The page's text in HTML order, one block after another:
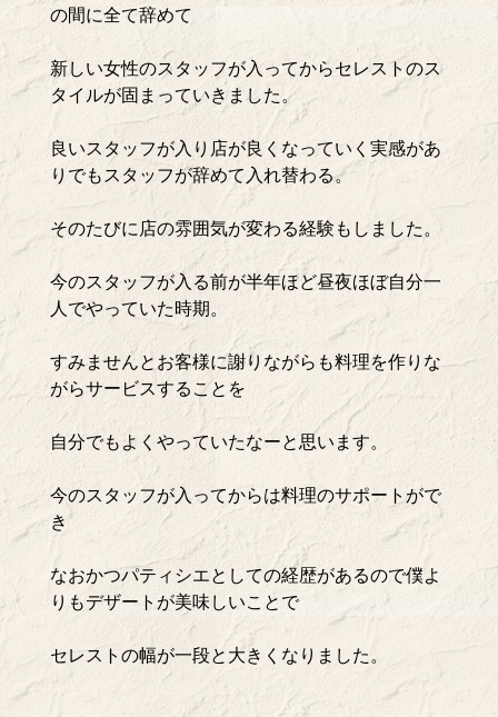
の間に全て辞めて
新しい女性のスタッフが入ってからセレストのス
タイルが固まっていきました。
良いスタッフが入り店が良くなっていく実感があ
りでもスタッフが辞めて入れ替わる。
そのたびに店の雰囲気が変わる経験もしました。
今のスタッフが入る前が半年ほど昼夜ほぼ自分一
人でやっていた時期。
すみませんとお客様に謝りながらも料理を作りな
がらサービスすることを
自分でもよくやっていたなーと思います。
今のスタッフが入ってからは料理のサポートがで
き
なおかつパティシエとしての経歴があるので僕よ
りもデザートが美味しいことで
セレストの幅が一段と大きくなりました。